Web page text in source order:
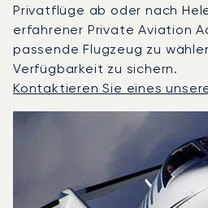
Privatflüge ab oder nach
erfahrener Private Aviation
passende Flugzeug zu
Verfügbarkeit zu sichern.
Kontaktieren Sie eines
Foto des Flugzeugs